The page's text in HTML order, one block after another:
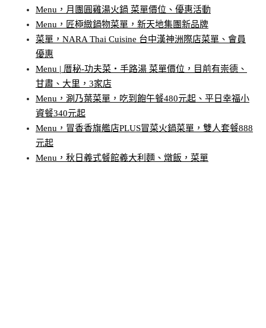
Menu，月團圓雞湯火鍋 菜單價位、優惠活動
Menu，匠極緻鍋物菜單，新天地集團新品牌
菜單，NARA Thai Cuisine 台中漢神洲際店菜單、會員
優惠
Menu | 厝秘-功夫菜‧手路湯 菜單價位，目前有崇德、
甘肅、大里，3家店
Menu，涮乃葉菜單，吃到飽午餐480元起、平日幸福小
資餐340元起
Menu，冒香香旗艦店PLUS冒菜火鍋菜單，雙人套餐888
元起
Menu，秋日義式餐館義大利麵、燉飯，菜單